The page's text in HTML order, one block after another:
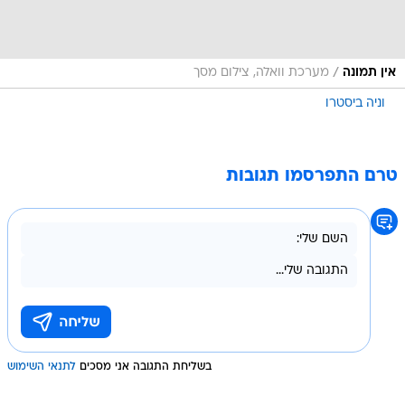
אין תמונה / מערכת וואלה, צילום מסך
וניה ביסטרו
טרם התפרסמו תגובות
בשליחת התגובה אני מסכים לתנאי השימוש